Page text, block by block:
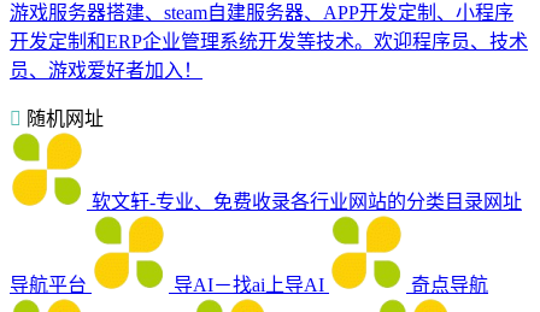
游戏服务器搭建、steam自建服务器、APP开发定制、小程序
开发定制和ERP企业管理系统开发等技术。欢迎程序员、技术
员、游戏爱好者加入！
随机网址
软文轩-专业、免费收录各行业网站的分类目录网址
导航平台 导AI－找ai上导AI 奇点导航